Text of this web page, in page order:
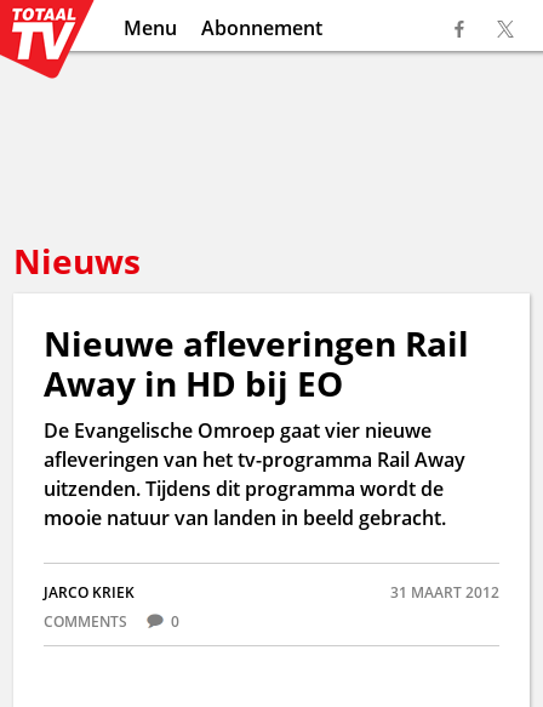
Menu Abonnement
Nieuws
Nieuwe afleveringen Rail
Away in HD bij EO
De Evangelische Omroep gaat vier nieuwe
afleveringen van het tv-programma Rail Away
uitzenden. Tijdens dit programma wordt de
mooie natuur van landen in beeld gebracht.
JARCO KRIEK
31 MAART 2012
COMMENTS
0